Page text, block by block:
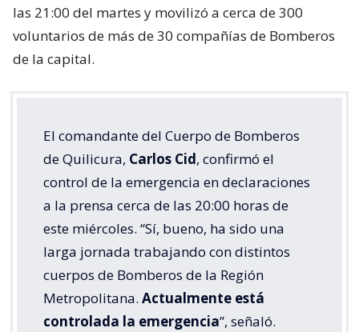
las 21:00 del martes y movilizó a cerca de 300
voluntarios de más de 30 compañías de Bomberos
de la capital.
El comandante del Cuerpo de Bomberos
de Quilicura, Carlos Cid, confirmó el
control de la emergencia en declaraciones
a la prensa cerca de las 20:00 horas de
este miércoles. “Sí, bueno, ha sido una
larga jornada trabajando con distintos
cuerpos de Bomberos de la Región
Metropolitana. Actualmente está
controlada la emergencia”, señaló.